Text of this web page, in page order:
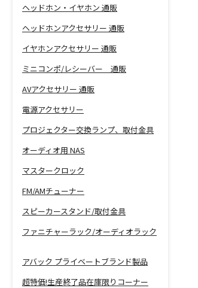
ヘッドホン・イヤホン 通販
ヘッドホンアクセサリー 通販
イヤホンアクセサリー 通販
ミニコンポ/レシーバー 通販
AVアクセサリー 通販
電源アクセサリー
プロジェクター交換ランプ、取付金具
オーディオ用 NAS
マスタークロック
FM/AMチューナー
スピーカースタンド/取付金具
ファニチャーラック/オーディオラック
アバック プライベートブランド製品
超特価!生産終了品在庫限りコーナー